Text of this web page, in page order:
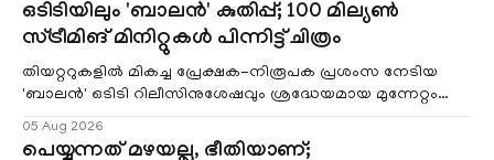
ഒടിടിയിലും 'ബാലൻ' കുതിപ്പ്; 100 മില്യൺ
സ്ട്രീമിങ് മിനിറ്റുകൾ പിന്നിട്ട് ചിത്രം
തിയറ്ററുകളിൽ മികച്ച പ്രേക്ഷക-നിരൂപക പ്രശംസ നേടിയ
'ബാലൻ' ഒടിടി റിലീസിനുശേഷവും ശ്രദ്ധേയമായ മുന്നേറ്റം
05 Aug 2026
പെയ്യുന്നത് മഴയല്ല, ഭീതിയാണ്;